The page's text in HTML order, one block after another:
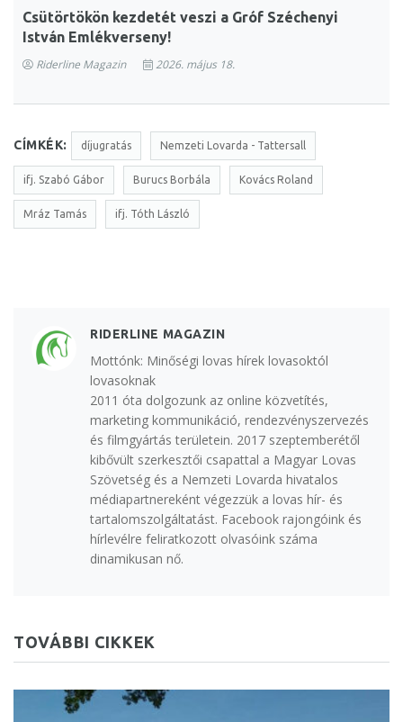
Csütörtökön kezdetét veszi a Gróf Széchenyi
István Emlékverseny!
Riderline Magazin 2026. május 18.
CÍMKÉK: díjugratás Nemzeti Lovarda - Tattersall
ifj. Szabó Gábor Burucs Borbála Kovács Roland
Mráz Tamás ifj. Tóth László
RIDERLINE MAGAZIN
Mottónk: Minőségi lovas hírek lovasoktól
lovasoknak
2011 óta dolgozunk az online közvetítés,
marketing kommunikáció, rendezvényszervezés
és filmgyártás területein. 2017 szeptemberétől
kibővült szerkesztői csapattal a Magyar Lovas
Szövetség és a Nemzeti Lovarda hivatalos
médiapartnereként végezzük a lovas hír- és
tartalomszolgáltatást. Facebook rajongóink és
hírlevélre feliratkozott olvasóink száma
dinamikusan nő.
TOVÁBBI CIKKEK